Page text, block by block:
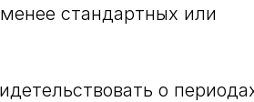
стандартных или
о